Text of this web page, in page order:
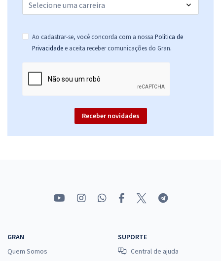
Ao cadastrar-se, você concorda com a nossa Política de
Privacidade e aceita receber comunicações do Gran.
Receber novidades
GRAN
Quem Somos
SUPORTE
Central de ajuda